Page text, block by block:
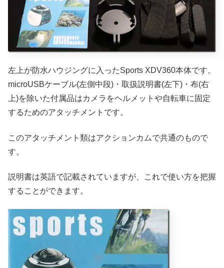
左上が防水ハウジングに入ったSports XDV360本体です。
microUSBケーブル(左側中段)・取扱説明書(左下)・布(右
上)を除いた付属品はカメラをヘルメットや自転車に固定
するためのアタッチメントです。
このアタッチメント類はアクションカムで共通のもので
す。
説明書は英語で記載されていますが、これで使い方を把握
することができます。